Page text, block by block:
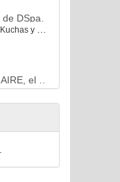
Comunicaciones, PechaKuchas y Posters
Comunicaciones, PechaKuchas y Posters